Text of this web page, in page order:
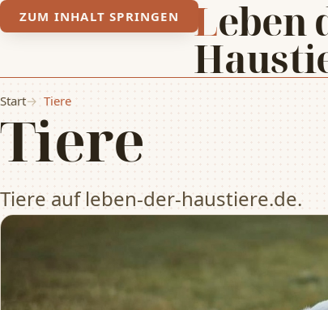
ZUM INHALT SPRINGEN Leben der
Start Tiere
Tiere
Tiere auf leben-der-haustiere.de.